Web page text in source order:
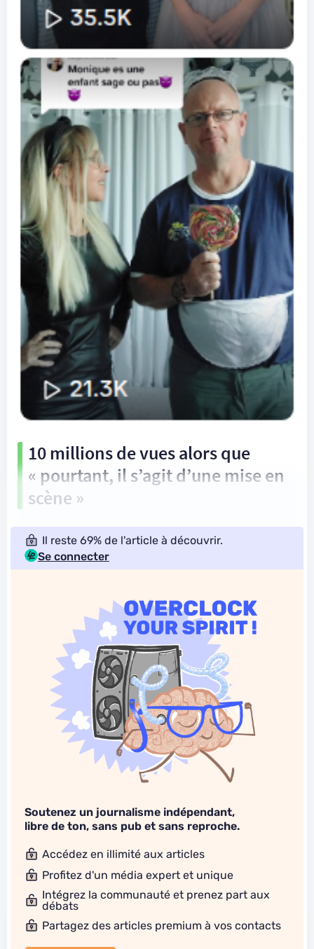
10 millions de vues alors que
« pourtant, il s’agit d’une mise en
scène »
Il reste 69% de l'article à découvrir.
Se connecter
Soutenez un journalisme indépendant,
libre de ton, sans pub et sans reproche.
Accédez en illimité aux articles
Profitez d'un média expert et unique
Intégrez la communauté et prenez part aux
débats
Partagez des articles premium à vos contacts